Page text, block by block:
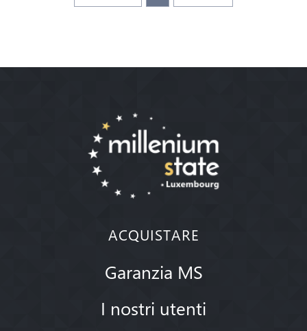
ACQUISTARE
Garanzia MS
I nostri utenti